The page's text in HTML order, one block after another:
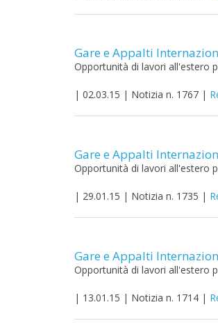
Gare e Appalti
Opportunità di lavori all'estero
| 02.03.15 | Notizia n. 1767 |
Gare e Appalti
Opportunità di lavori all'estero
| 29.01.15 | Notizia n. 1735 |
Gare e Appalti
Opportunità di lavori all'estero
| 13.01.15 | Notizia n. 1714 |